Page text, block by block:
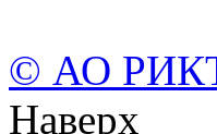
© АО
Наверх